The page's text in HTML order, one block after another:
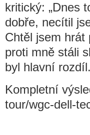
kritický: „Dnes
dobře, necítil
Chtěl jsem
proti mně stáli
byl hlavní
Kompletní
tour/wgc-dell-